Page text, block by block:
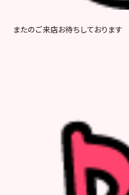
またのご来店お待ちしております